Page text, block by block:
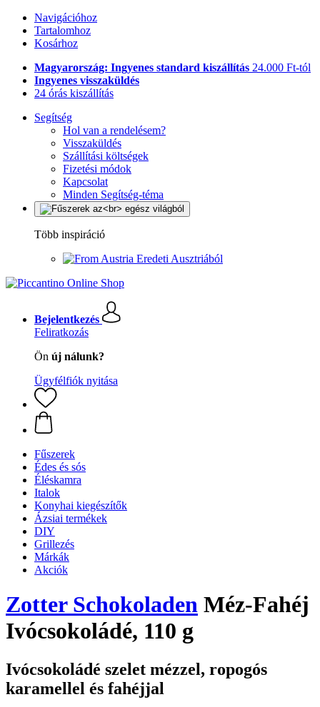
Navigációhoz
Tartalomhoz
Kosárhoz
Magyarország: Ingyenes standard kiszállítás 24.000 Ft-tól
Ingyenes visszaküldés
24 órás kiszállítás
Segítség
Hol van a rendelésem?
Visszaküldés
Szállítási költségek
Fizetési módok
Kapcsolat
Minden Segítség-téma
Több inspiráció
Eredeti Ausztriából
Bejelentkezés
Feliratkozás
Ön új nálunk?
Ügyfélfiók nyitása
Fűszerek
Édes és sós
Éléskamra
Italok
Konyhai kiegészítők
Ázsiai termékek
DIY
Grillezés
Márkák
Akciók
Zotter Schokoladen Méz-Fahéj
Ivócsokoládé, 110 g
Ivócsokoládé szelet mézzel, ropogós
karamellel és fahéjjal